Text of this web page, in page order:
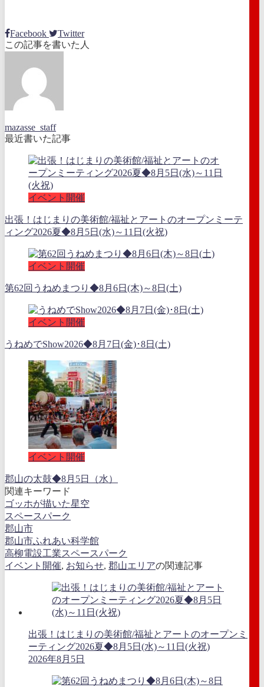
Facebook
Twitter
この記事を書いた人
mazasse_staff
最近書いた記事
イベント開催
出張！はじまりの美術館/福祉とアートのオープンミーテ
ィング2026夏◆8月5日(水)～11日(火祝)
イベント開催
第62回うねめまつり◆8月6日(木)～8日(土)
イベント開催
うねめでShow2026◆8月7日(金)･8日(土)
イベント開催
郡山の太鼓◆8月5日（水）
関連キーワード
ゴッホが描いた星空
スペースパーク
郡山市
郡山市ふれあい科学館
高柳電設工業スペースパーク
イベント開催, お知らせ, 郡山エリアの関連記事
出張！はじまりの美術館/福祉とアートのオープンミ
ーティング2026夏◆8月5日(水)～11日(火祝)
2026年8月5日